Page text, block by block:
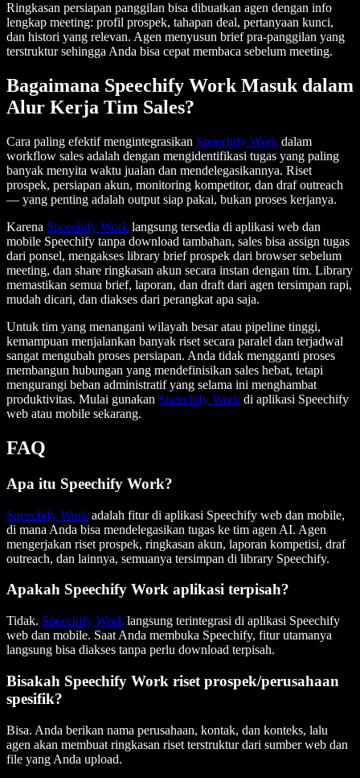
Ringkasan persiapan panggilan bisa dibuatkan agen dengan info
lengkap meeting: profil prospek, tahapan deal, pertanyaan kunci,
dan histori yang relevan. Agen menyusun brief pra-panggilan yang
terstruktur sehingga Anda bisa cepat membaca sebelum meeting.
Bagaimana Speechify Work Masuk dalam
Alur Kerja Tim Sales?
Cara paling efektif mengintegrasikan Speechify Work dalam
workflow sales adalah dengan mengidentifikasi tugas yang paling
banyak menyita waktu jualan dan mendelegasikannya. Riset
prospek, persiapan akun, monitoring kompetitor, dan draf outreach
— yang penting adalah output siap pakai, bukan proses kerjanya.
Karena Speechify Work langsung tersedia di aplikasi web dan
mobile Speechify tanpa download tambahan, sales bisa assign tugas
dari ponsel, mengakses library brief prospek dari browser sebelum
meeting, dan share ringkasan akun secara instan dengan tim. Library
memastikan semua brief, laporan, dan draft dari agen tersimpan rapi,
mudah dicari, dan diakses dari perangkat apa saja.
Untuk tim yang menangani wilayah besar atau pipeline tinggi,
kemampuan menjalankan banyak riset secara paralel dan terjadwal
sangat mengubah proses persiapan. Anda tidak mengganti proses
membangun hubungan yang mendefinisikan sales hebat, tetapi
mengurangi beban administratif yang selama ini menghambat
produktivitas. Mulai gunakan Speechify Work di aplikasi Speechify
web atau mobile sekarang.
FAQ
Apa itu Speechify Work?
Speechify Work adalah fitur di aplikasi Speechify web dan mobile,
di mana Anda bisa mendelegasikan tugas ke tim agen AI. Agen
mengerjakan riset prospek, ringkasan akun, laporan kompetisi, draf
outreach, dan lainnya, semuanya tersimpan di library Speechify.
Apakah Speechify Work aplikasi terpisah?
Tidak. Speechify Work langsung terintegrasi di aplikasi Speechify
web dan mobile. Saat Anda membuka Speechify, fitur utamanya
langsung bisa diakses tanpa perlu download terpisah.
Bisakah Speechify Work riset prospek/perusahaan
spesifik?
Bisa. Anda berikan nama perusahaan, kontak, dan konteks, lalu
agen akan membuat ringkasan riset terstruktur dari sumber web dan
file yang Anda upload.